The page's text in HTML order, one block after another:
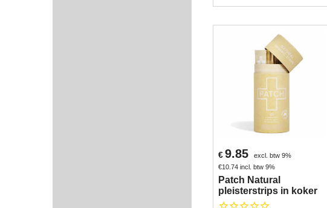
€9.85
excl. btw 9%
€10.74 incl. btw 9%
Patch Natural
pleisterstrips in koker